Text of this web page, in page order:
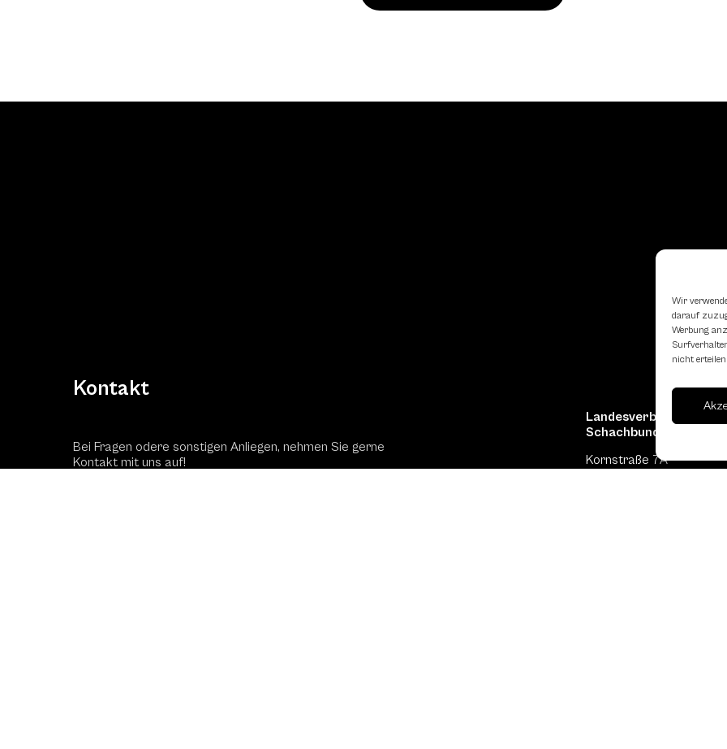
Wir
darauf
Werbung
nicht
Kontakt
Bei Fragen odere sonstigen Anliegen, nehmen Sie gerne
Kontakt mit uns auf!
Landesverband
Schachbundes
Kornstraße 7A